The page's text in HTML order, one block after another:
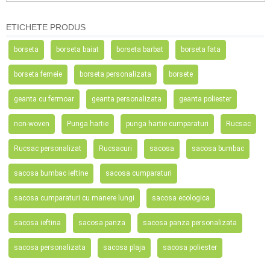
ETICHETE PRODUS
borseta borseta baiat borseta barbat borseta fata
borseta femeie borseta personalizata borsete
geanta cu fermoar geanta personalizata geanta poliester
non-woven Punga hartie punga hartie cumparaturi Rucsac
Rucsac personalizat Rucsacuri sacosa sacosa bumbac
sacosa bumbac ieftine sacosa cumparaturi
sacosa cumparaturi cu manere lungi sacosa ecologica
sacosa ieftina sacosa panza sacosa panza personalizata
sacosa personalizata sacosa plaja sacosa poliester